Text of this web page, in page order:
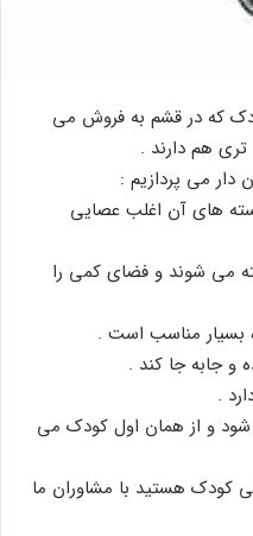
که در قشم به فروش می
هم دارند .
دار می پردازیم :
های آن اغلب عصایی
می شوند و فضای کمی را
بسیار مناسب است .
و جابه جا کند .
.
و از همان اول کودک می
کودک هستید با مشاوران ما